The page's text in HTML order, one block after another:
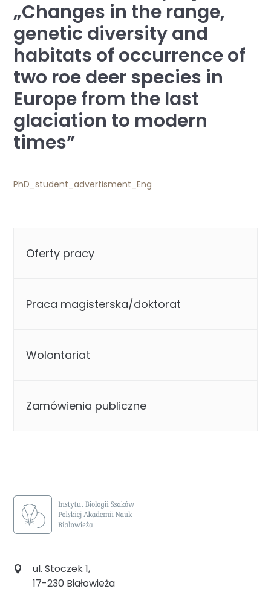
„Changes in the range,
genetic diversity and
habitats of occurrence of
two roe deer species in
Europe from the last
glaciation to modern
times”
PhD_student_advertisment_Eng
Oferty pracy
Praca magisterska/doktorat
Wolontariat
Zamówienia publiczne
ul. Stoczek 1,
17-230 Białowieża